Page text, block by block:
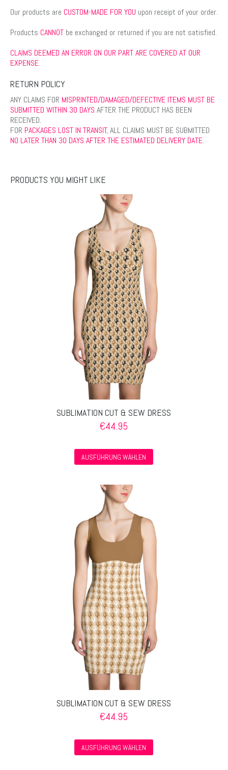
Menge
Our products are CUSTOM-MADE FOR YOU upon receipt of your order.
Products CANNOT be exchanged or returned if you are not satisfied.
CLAIMS DEEMED AN ERROR ON OUR PART ARE COVERED AT OUR
EXPENSE.
RETURN POLICY
ANY CLAIMS FOR MISPRINTED/DAMAGED/DEFECTIVE ITEMS MUST BE
SUBMITTED WITHIN 30 DAYS AFTER THE PRODUCT HAS BEEN
RECEIVED.
FOR PACKAGES LOST IN TRANSIT, ALL CLAIMS MUST BE SUBMITTED
NO LATER THAN 30 DAYS AFTER THE ESTIMATED DELIVERY DATE.
PRODUCTS YOU MIGHT LIKE
SUBLIMATION CUT & SEW DRESS
€44.95
AUSFÜHRUNG WÄHLEN
Produkt
Die
der
Produktseite
gewählt
SUBLIMATION CUT & SEW DRESS
€44.95
AUSFÜHRUNG WÄHLEN
Produkt